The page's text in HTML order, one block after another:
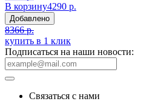
В корзину4290 р.
Добавлено
8366 р.
купить в 1 клик
Подписаться на наши новости:
Связаться с нами